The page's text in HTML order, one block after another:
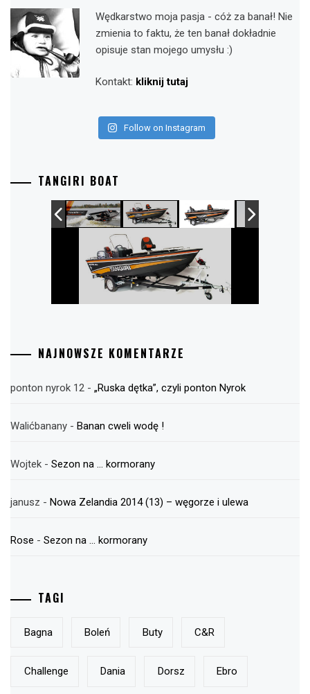
Wędkarstwo moja pasja - cóż za banał! Nie
zmienia to faktu, że ten banał dokładnie
opisuje stan mojego umysłu :)
Kontakt: kliknij tutaj
Follow on Instagram
TANGIRI BOAT
NAJNOWSZE KOMENTARZE
ponton nyrok 12 - „Ruska dętka”, czyli ponton Nyrok
Walićbanany - Banan cweli wodę !
Wojtek - Sezon na … kormorany
janusz - Nowa Zelandia 2014 (13) – węgorze i ulewa
Rose - Sezon na … kormorany
TAGI
Bagna Boleń Buty C&r
Challenge Dania Dorsz Ebro